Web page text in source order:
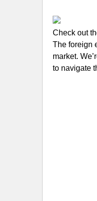
Check out
The foreign
market.
to navigate